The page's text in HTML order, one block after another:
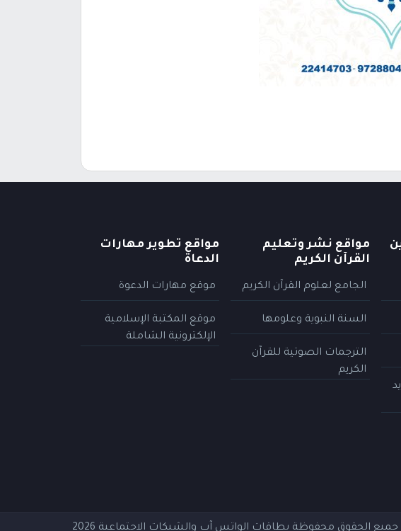
مواقع نشر وتعليم
القرآن الكريم
الجامع لعلوم القرآن الكريم
السنة النبوية وعلومها
الترجمات الصوتية للقرآن
الكريم
مواقع تطوير مهارات
الدعاة
موقع مهارات الدعوة
موقع المكتبة الإسلامية
الإلكترونية الشاملة
جميع الحقوق محفوظة بطاقات الواتس آب والشبكات الاجتماعية